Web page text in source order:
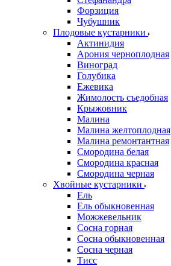
Форзиция
Чубушник
Плодовые кустарники
Актинидия
Арония черноплодная
Виноград
Голубика
Ежевика
Жимолость съедобная
Крыжовник
Малина
Малина желтоплодная
Малина ремонтантная
Смородина белая
Смородина красная
Смородина черная
Хвойные кустарники
Ель
Ель обыкновенная
Можжевельник
Сосна горная
Сосна обыкновенная
Сосна черная
Тисс